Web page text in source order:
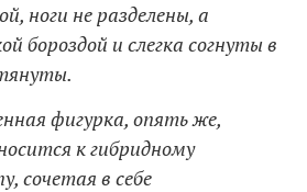
ноги не разделены, а
бороздой и слегка согнуты в
фигурка, опять же,
к гибридному
сочетая в себе